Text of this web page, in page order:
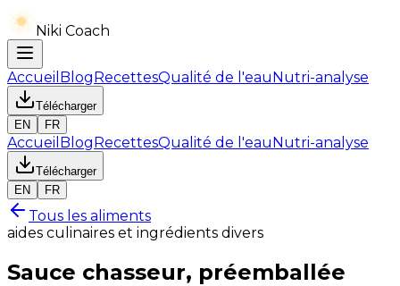
Niki Coach
Accueil BlogRecettesQualité de l'eauNutri-analyse
Télécharger
EN
FR
Accueil BlogRecettesQualité de l'eauNutri-analyse
Télécharger
EN
FR
Tous les aliments
aides culinaires et ingrédients divers
Sauce chasseur, préemballée